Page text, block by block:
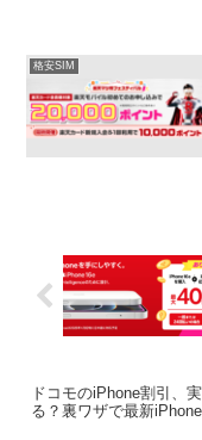
格安SIM
ドコモのiPhone割引、
る？裏ワザで最新